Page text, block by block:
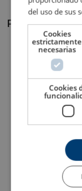
Productos
permanentes
Ver producto
del uso de sus
Cookies
estrictamente
necesarias
Cookies